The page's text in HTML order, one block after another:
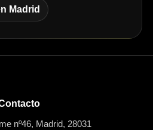
Madrid
nº46, Madrid, 28031